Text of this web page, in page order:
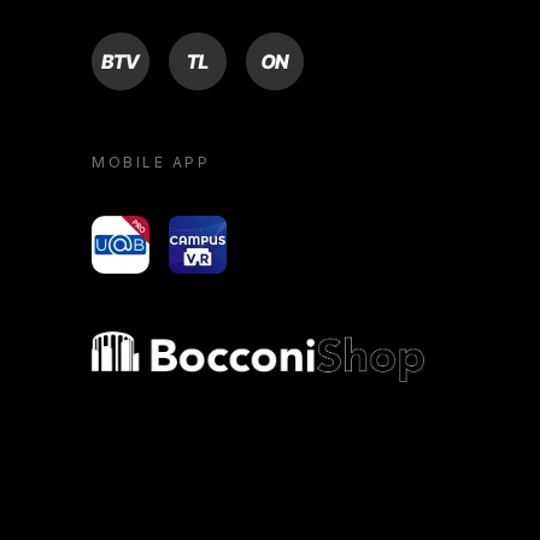
BTV TL ON
MOBILE APP
yoU@B Campus VR
Bocconi shop